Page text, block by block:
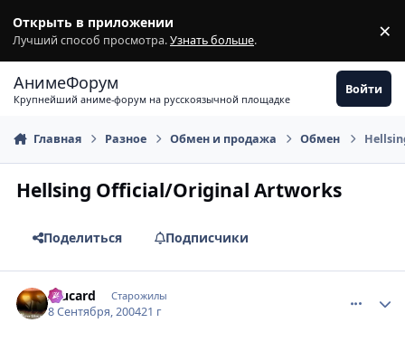
Открыть в приложении
Лучший способ просмотра.Узнать больше. ×
АнимеФорум
Крупнейший аниме-форум на русскоязычной площадке
Войти
Главная Разное Обмен и продажа Обмен
Hellsing Official/Original Artworks
Поделиться Подписчики
Alucard Старожилы
8 Сентября, 200421 г